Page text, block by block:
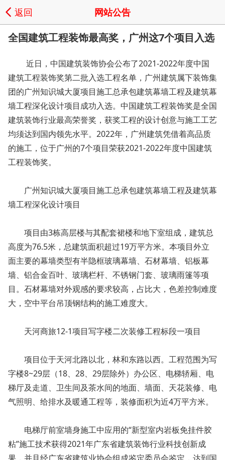
返回 网站公告
全国建筑工程装饰最高奖，广州这7个项目入选
近日，中国建筑装饰协会公布了2021-2022年度中国
建筑工程装饰奖第二批入选工程名单，广州建筑属下装饰集
团的广州知识城大厦项目施工总承包建筑幕墙工程及建筑幕
墙工程深化设计项目成功入选。中国建筑工程装饰奖是全国
建筑装饰行业最高荣誉奖，获奖工程的设计创意与施工工艺
均须达到国内领先水平。2022年，广州建筑凭借着高品质
的施工，位于广州的7个项目荣获2021-2022年度中国建筑
工程装饰奖。
广州知识城大厦项目施工总承包建筑幕墙工程及建筑幕
墙工程深化设计项目
项目由3栋高层楼与其配套裙楼和地下室组成，建筑总
高度为76.5米，总建筑面积超过19万平方米。本项目外立
面主要的幕墙类型有半隐框玻璃幕墙、石材幕墙、铝板幕
墙、铝合金百叶、玻璃栏杆、不锈钢门套、玻璃雨篷等项
目。石材幕墙对外观感的要求较高，占比大，色差控制难度
大，空中平台吊顶钢结构的施工难度大。
天河商旅12-1项目写字楼二次装修工程标段一项目
项目位于天河北路以北，林和东路以西。工程范围为写
字楼8~29层（18、28、29层除外）办公区、电梯轿厢、电
梯厅及走道、卫生间及茶水间的地面、墙面、天花装修、电
气照明、给排水及暖通工程等，装修面积为近4万平方米。
电梯厅前室墙身施工中应用的“新型室内岩板免挂件胶
粘”施工技术获得2021年广东省建筑装饰行业科技创新成